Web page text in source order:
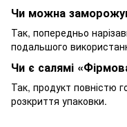
Чи можна
Так, попередньо
подальшого
Чи є салямі
Так, продукт повністю
розкриття упаковки.